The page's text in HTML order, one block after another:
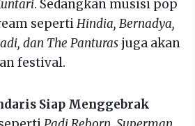
. Sedangkan musisi pop
sepertiHindia, Bernadya,
dan The Panturas juga akan
festival.
Siap Menggebrak